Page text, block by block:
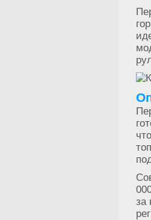
за